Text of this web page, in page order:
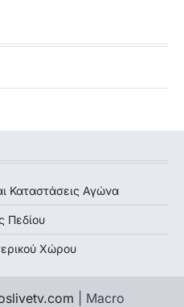
Καταστάσεις Αγώνα
Πεδίου
Χώρου
| Macro